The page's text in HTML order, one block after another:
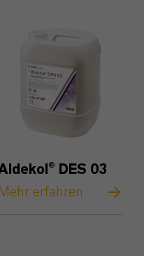
DES 03
Mehr erfahren